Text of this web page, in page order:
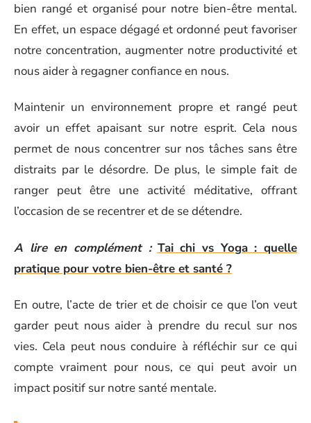
bien rangé et organisé pour notre bien-être mental.
En effet, un espace dégagé et ordonné peut favoriser
notre concentration, augmenter notre productivité et
nous aider à regagner confiance en nous.
Maintenir un environnement propre et rangé peut
avoir un effet apaisant sur notre esprit. Cela nous
permet de nous concentrer sur nos tâches sans être
distraits par le désordre. De plus, le simple fait de
ranger peut être une activité méditative, offrant
l’occasion de se recentrer et de se détendre.
A lire en complément : Tai chi vs Yoga : quelle
pratique pour votre bien-être et santé ?
En outre, l’acte de trier et de choisir ce que l’on veut
garder peut nous aider à prendre du recul sur nos
vies. Cela peut nous conduire à réfléchir sur ce qui
compte vraiment pour nous, ce qui peut avoir un
impact positif sur notre santé mentale.